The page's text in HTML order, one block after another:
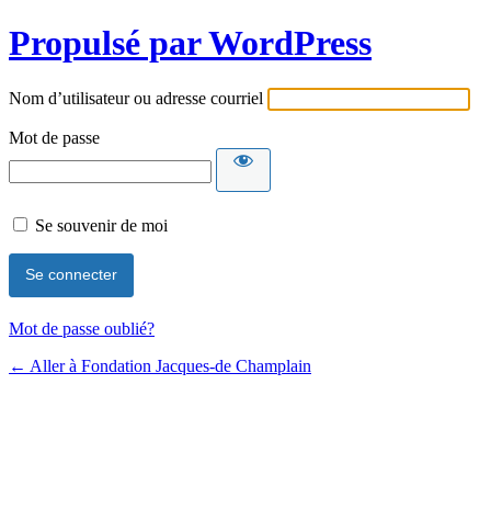
Propulsé par WordPress
Nom d’utilisateur ou adresse courriel
Mot de passe
Se souvenir de moi
Mot de passe oublié?
← Aller à Fondation Jacques-de Champlain